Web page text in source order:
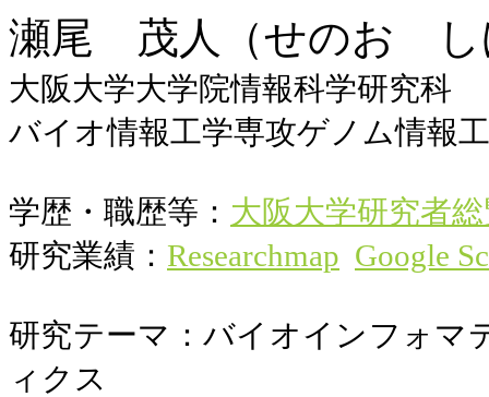
瀬尾 茂人（せのお し
大阪大学大学院情報科学研究科
バイオ情報工学専攻ゲノム情報
学歴・職歴等： 大阪大学研究者
研究業績： Researchmap Google
研究テーマ：バイオインフォマ
ィクス